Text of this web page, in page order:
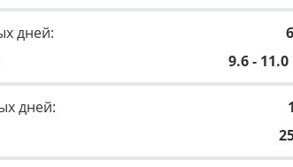
дней:
9.6 -
дней: